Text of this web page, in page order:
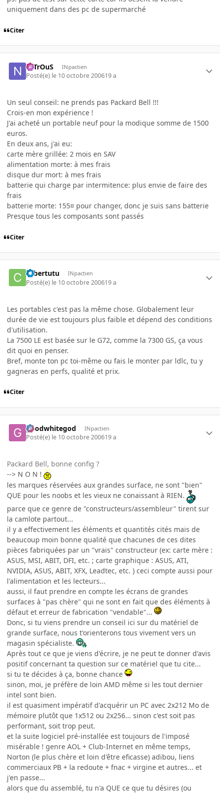
uniquement dans des pc de supermarché
Citer
NiTrOuS INpactien
Posté(e) le 10 octobre 200619 a
Un seul conseil: ne prends pas Packard Bell !!!
Crois-en mon expérience !
J'ai acheté un portable neuf pour la modique somme de 1500
euros.
En deux ans, j'ai eu:
carte mère grillée: 2 mois en SAV
alimentation morte: à mes frais
disque dur mort: à mes frais
batterie qui charge par intermitence: plus envie de faire des
frais
batterie morte: 155¤ pour changer, donc je suis sans batterie
Presque tous les composants sont passés
Citer
cybertutu INpactien
Posté(e) le 10 octobre 200619 a
Les portables c'est pas la même chose. Globalement leur
durée de vie est toujours plus faible et dépend des conditions
d'utilisation.
La 7500 LE est basée sur le G72, comme la 7300 GS, ça vous
dit quoi en penser.
Bref, monte ton pc toi-même ou fais le monter par ldlc, tu y
gagneras en perfs, qualité et prix.
Citer
goodwhitegod INpactien
Posté(e) le 10 octobre 200619 a
Packard Bell, bonne config ?
--> N O N !
les marques réservées aux grandes surface, ne sont "bien"
QUE pour les noobs et les vieux ne conaissant à RIEN.
parce que ce genre de "constructeurs/assembleur" tirent sur
la camlote partout...
il y a effectivement les éléments et quantités cités mais de
beaucoup moin bonne qualité que chacunes de ces dites
pièces fabriquées par un "vrais" constructeur (ex: carte mère :
ASUS, MSI, ABIT, DFI, etc. ; carte graphique : ASUS, ATI,
NVIDIA, ASUS, ABIT, XFX, Leadtec, etc. ) ceci compte aussi pour
l'alimentation et les lecteurs...
aussi, il faut prendre en compte les écrans de grandes
surfaces à "pas chère" qui ne sont en fait que des éléments à
défaut et erreur de fabrication "vendable"...
Donc, si tu viens prendre un conseil ici sur du matériel de
grande surface, nous t'orienterons tous vivement vers un
magasin spécialiste.
Après tout ce que je viens d'écrire, je ne peut te donner d'avis
positif concernant ta question sur ce matériel que tu cite...
si tu te décides à ça, bonne chance
sinon, moi, je préfère de loin AMD même si les tout dernier
intel sont bien.
il est quasiment impératif d'acquérir un PC avec 2x212 Mo de
mémoire plutôt que 1x512 ou 2x256... sinon c'est soit pas
performant, soit trop peut.
et la suite logiciel pré-installée est toujours de l'imposé
misérable ! genre AOL + Club-Internet en même temps,
Norton (le plus chère et loin d'être eficasse) adibou, liens
commerciaux PB + la redoute + fnac + virgine et autres... et
j'en passe...
alors que du assemblé, tu n'a QUE ce que tu désires (ou